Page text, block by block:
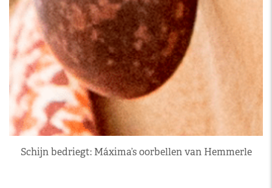
Schijn bedriegt: Máxima’s oorbellen van Hemmerle